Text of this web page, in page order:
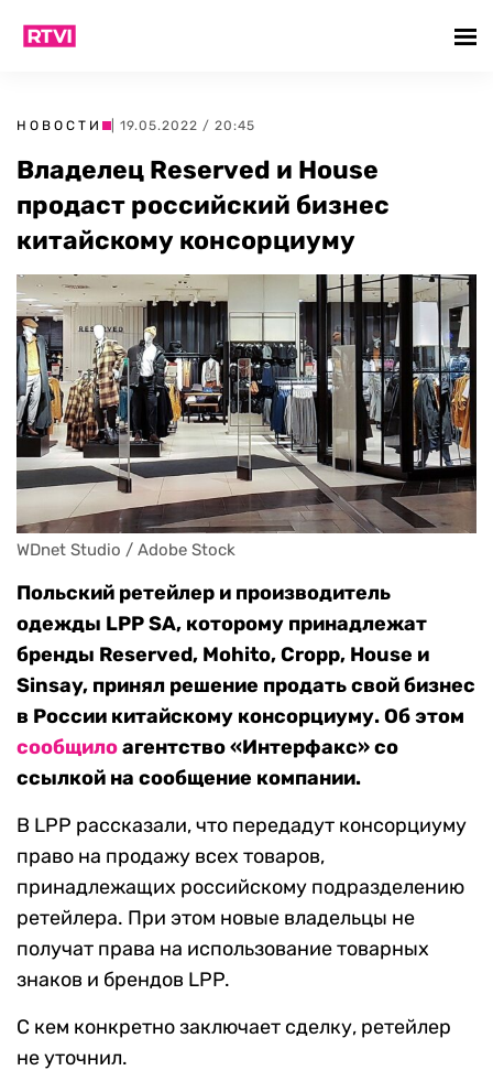
НОВОСТИ | 19.05.2022 / 20:45
Владелец Reserved и House
продаст российский бизнес
китайскому консорциуму
WDnet Studio / Adobe Stock
Польский ретейлер и производитель
одежды LPP SA, которому принадлежат
бренды Reserved, Mohito, Cropp, House и
Sinsay, принял решение продать свой бизнес
в России китайскому консорциуму. Об этом
сообщилоагентство «Интерфакс» со
ссылкой на сообщение компании.
В LPP рассказали, что передадут консорциуму
право на продажу всех товаров,
принадлежащих российскому подразделению
ретейлера. При этом новые владельцы не
получат права на использование товарных
знаков и брендов LPP.
С кем конкретно заключает сделку, ретейлер
не уточнил.